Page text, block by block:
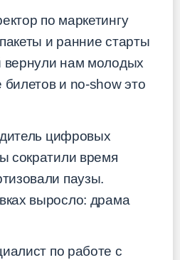
по маркетингу
и ранние старты
вернули нам молодых
и no-show это
цифровых
сократили время
паузы.
выросло: драма
по работе с